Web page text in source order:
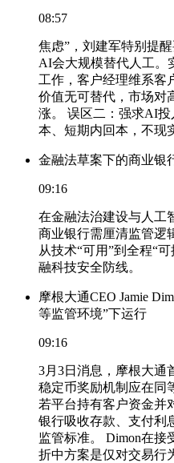
08:57
焦虑”，刘建军特别提
AI会大规模替代人工。
工作，客户经理维系客
价值无可替代，市场对
涨。 误区二：强求AI
本、短期内回本，不现
金融法草案下的商业银
09:16
在金融法治建设与人工
商业银行需厘清监管逻
从技术“可用”到全程“
融科技安全防线。
摩根大通CEO Jamie
等监管环境”下运行
09:16
3月3日消息，摩根大通
稳定币奖励机制应在同
若平台持有客户资金并
银行吸收存款、支付利
监管标准。 Dimon在接
折中方案是仅对交易行